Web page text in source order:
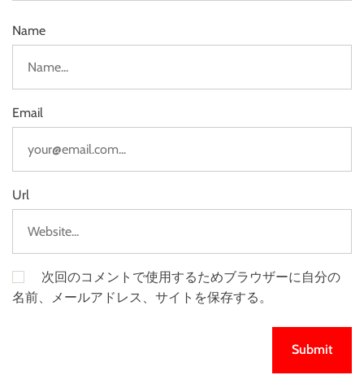
Name
Email
Url
次回のコメントで使用するためブラウザーに自分の
名前、メールアドレス、サイトを保存する。